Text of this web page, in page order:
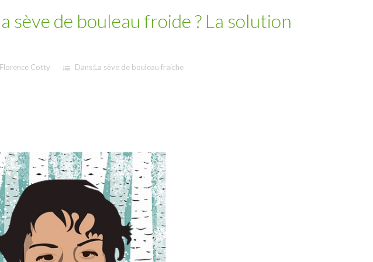
sève de bouleau froide ? La solution
Florence Cotty list Dans:La sève de bouleau fraiche